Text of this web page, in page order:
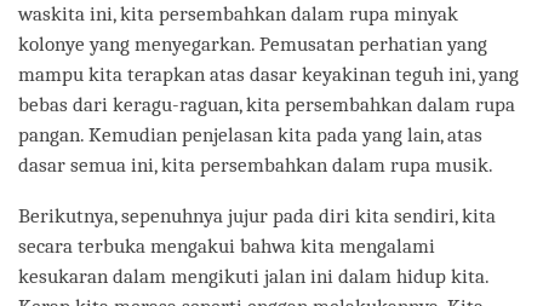
waskita ini, kita persembahkan dalam rupa minyak
kolonye yang menyegarkan. Pemusatan perhatian yang
mampu kita terapkan atas dasar keyakinan teguh ini, yang
bebas dari keragu-raguan, kita persembahkan dalam rupa
pangan. Kemudian penjelasan kita pada yang lain, atas
dasar semua ini, kita persembahkan dalam rupa musik.
Berikutnya, sepenuhnya jujur pada diri kita sendiri, kita
secara terbuka mengakui bahwa kita mengalami
kesukaran dalam mengikuti jalan ini dalam hidup kita.